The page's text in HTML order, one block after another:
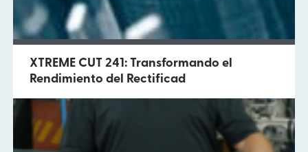
XTREME CUT 241: Transformando el
Rendimiento del Rectificad